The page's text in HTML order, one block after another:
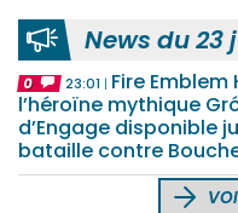
News du 23
0 23:01
Fire
l’héroïne mythique
d’Engage disponible
bataille contre